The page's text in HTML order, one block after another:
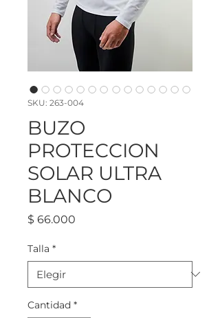
SKU: 263-004
BUZO
PROTECCION
SOLAR ULTRA
BLANCO
$ 66.000
Talla *
Cantidad *